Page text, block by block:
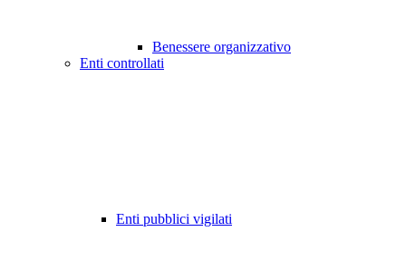
Benessere organizzativo
Enti controllati
Enti pubblici vigilati